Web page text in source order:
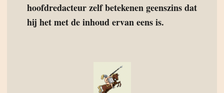
hoofdredacteur zelf betekenen geenszins dat
hij het met de inhoud ervan eens is.